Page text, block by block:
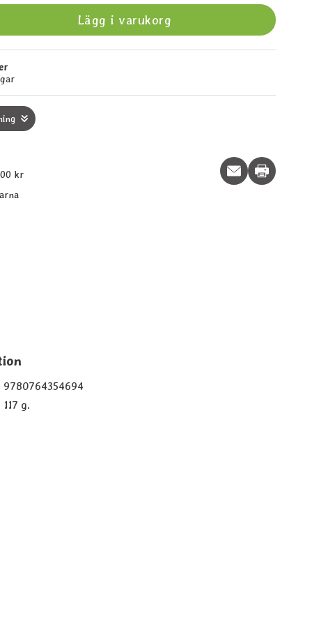
Lägg i varukorg
kr Print this
9780764354694
117 g.